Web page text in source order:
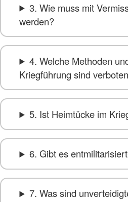
3. Wie muss mit
werden?
4. Welche Methoden
Kriegführung sind
5. Ist Heimtücke im
6. Gibt es
7. Was sind